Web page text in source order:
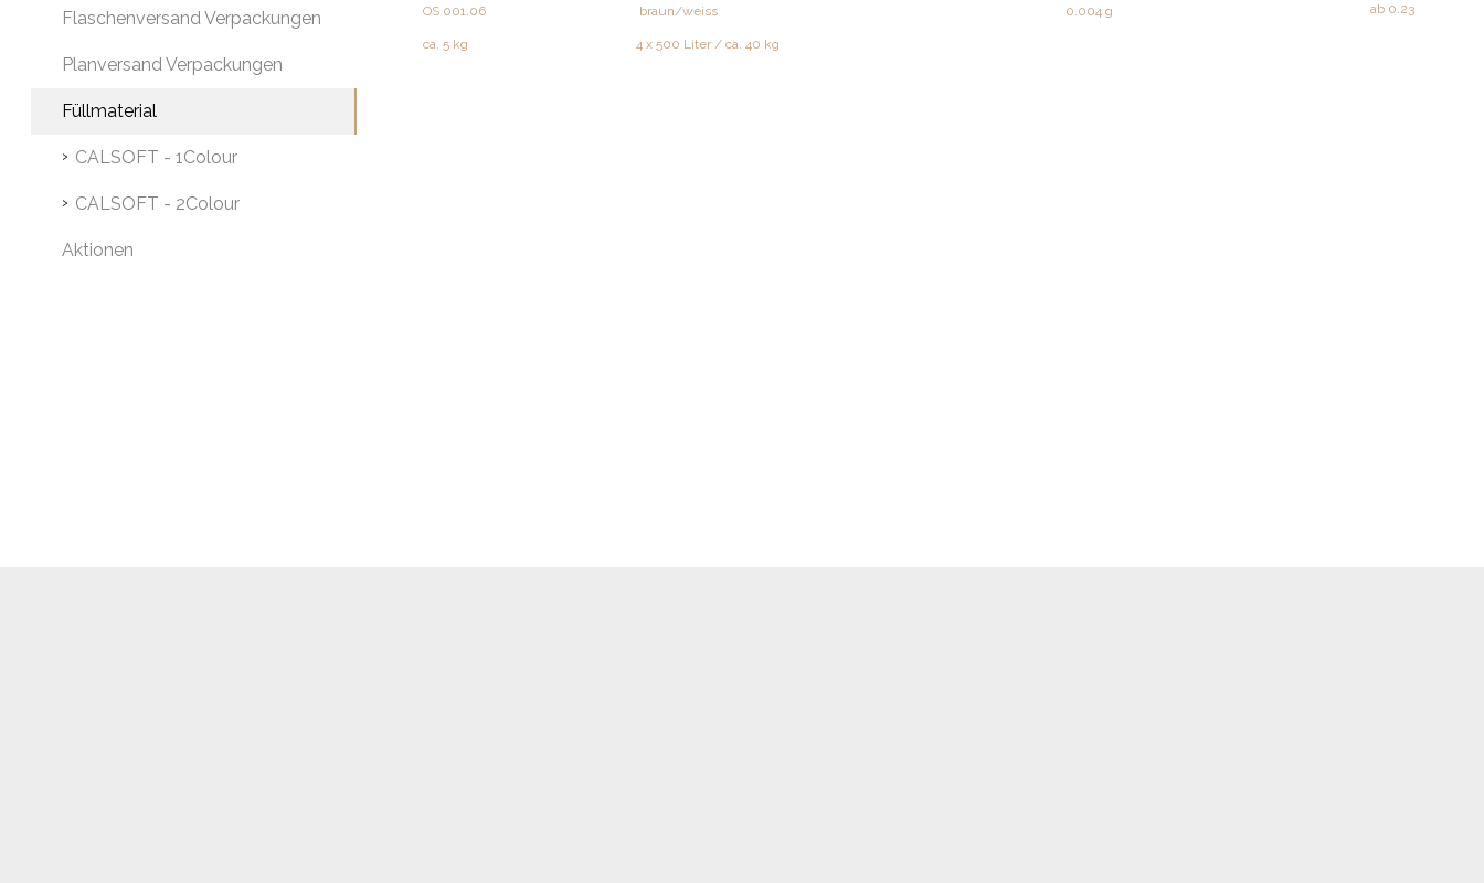
Flaschenversand Verpackungen
Planversand Verpackungen
Füllmaterial
CALSOFT - 1Colour
CALSOFT - 2Colour
Aktionen
ab 0.23
OS 001.06 braun/weiss 0.004 g
ca. 5 kg 4 x 500 Liter / ca. 40 kg